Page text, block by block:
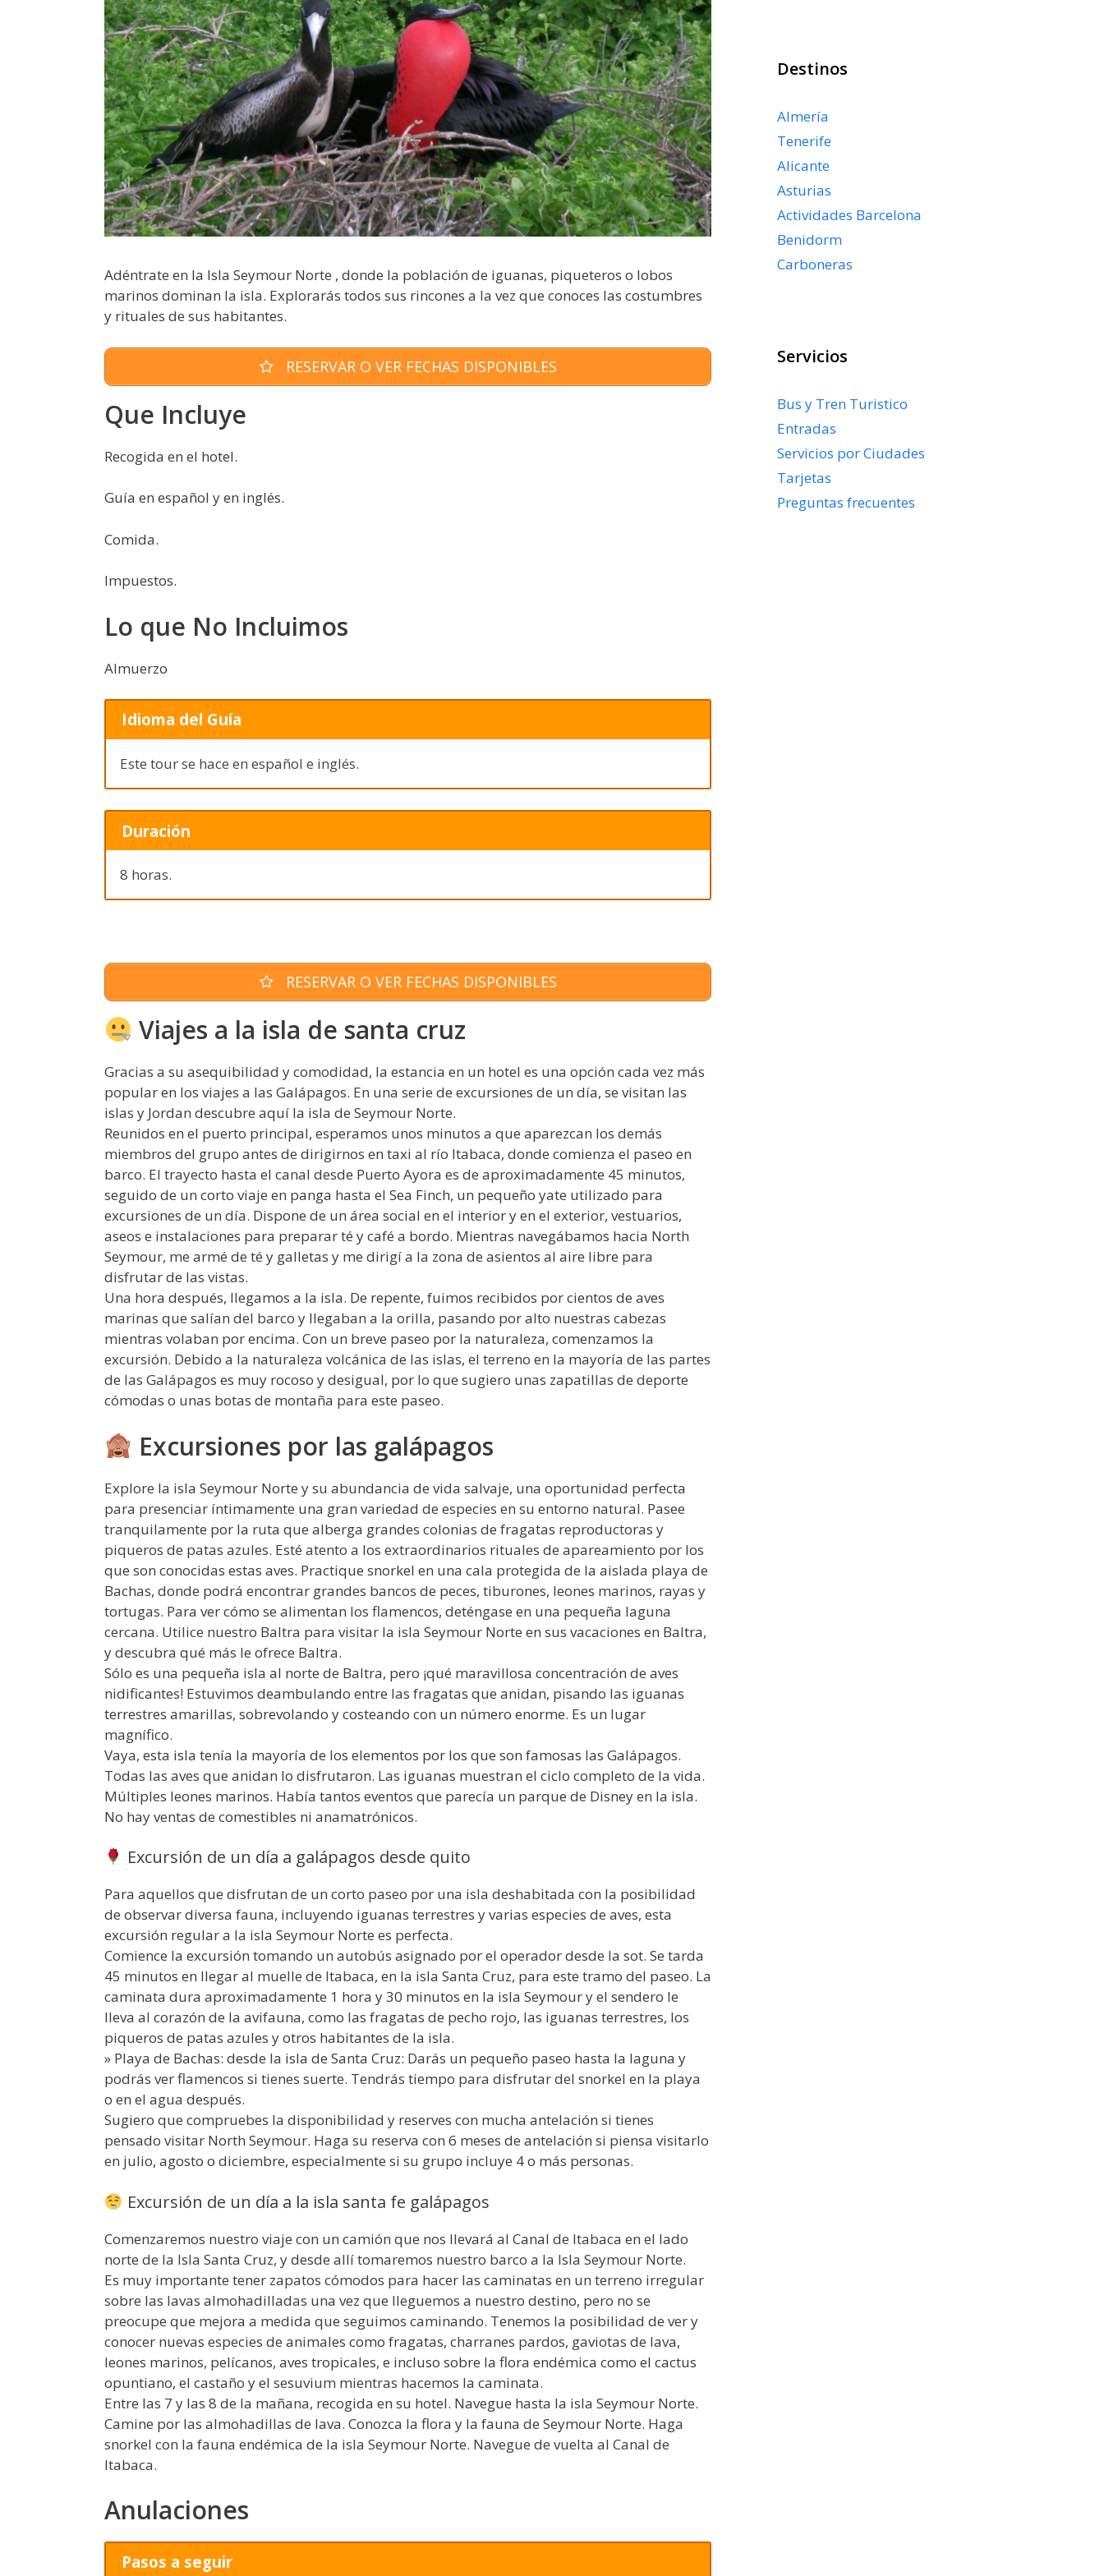
Adéntrate en la Isla Seymour Norte , donde la población de iguanas, piqueteros o lobos
marinos dominan la isla. Explorarás todos sus rincones a la vez que conoces las costumbres
y rituales de sus habitantes.
RESERVAR O VER FECHAS DISPONIBLES
Que Incluye
Recogida en el hotel.
Guía en español y en inglés.
Comida.
Impuestos.
Lo que No Incluimos
Almuerzo
Idioma del Guía
Este tour se hace en español e inglés.
Duración
8 horas.
RESERVAR O VER FECHAS DISPONIBLES
Viajes a la isla de santa cruz
Gracias a su asequibilidad y comodidad, la estancia en un hotel es una opción cada vez más
popular en los viajes a las Galápagos. En una serie de excursiones de un día, se visitan las
islas y Jordan descubre aquí la isla de Seymour Norte.
Reunidos en el puerto principal, esperamos unos minutos a que aparezcan los demás
miembros del grupo antes de dirigirnos en taxi al río Itabaca, donde comienza el paseo en
barco. El trayecto hasta el canal desde Puerto Ayora es de aproximadamente 45 minutos,
seguido de un corto viaje en panga hasta el Sea Finch, un pequeño yate utilizado para
excursiones de un día. Dispone de un área social en el interior y en el exterior, vestuarios,
aseos e instalaciones para preparar té y café a bordo. Mientras navegábamos hacia North
Seymour, me armé de té y galletas y me dirigí a la zona de asientos al aire libre para
disfrutar de las vistas.
Una hora después, llegamos a la isla. De repente, fuimos recibidos por cientos de aves
marinas que salían del barco y llegaban a la orilla, pasando por alto nuestras cabezas
mientras volaban por encima. Con un breve paseo por la naturaleza, comenzamos la
excursión. Debido a la naturaleza volcánica de las islas, el terreno en la mayoría de las partes
de las Galápagos es muy rocoso y desigual, por lo que sugiero unas zapatillas de deporte
cómodas o unas botas de montaña para este paseo.
Excursiones por las galápagos
Explore la isla Seymour Norte y su abundancia de vida salvaje, una oportunidad perfecta
para presenciar íntimamente una gran variedad de especies en su entorno natural. Pasee
tranquilamente por la ruta que alberga grandes colonias de fragatas reproductoras y
piqueros de patas azules. Esté atento a los extraordinarios rituales de apareamiento por los
que son conocidas estas aves. Practique snorkel en una cala protegida de la aislada playa de
Bachas, donde podrá encontrar grandes bancos de peces, tiburones, leones marinos, rayas y
tortugas. Para ver cómo se alimentan los flamencos, deténgase en una pequeña laguna
cercana. Utilice nuestro Baltra para visitar la isla Seymour Norte en sus vacaciones en Baltra,
y descubra qué más le ofrece Baltra.
Sólo es una pequeña isla al norte de Baltra, pero ¡qué maravillosa concentración de aves
nidificantes! Estuvimos deambulando entre las fragatas que anidan, pisando las iguanas
terrestres amarillas, sobrevolando y costeando con un número enorme. Es un lugar
magnífico.
Vaya, esta isla tenía la mayoría de los elementos por los que son famosas las Galápagos.
Todas las aves que anidan lo disfrutaron. Las iguanas muestran el ciclo completo de la vida.
Múltiples leones marinos. Había tantos eventos que parecía un parque de Disney en la isla.
No hay ventas de comestibles ni anamatrónicos.
Excursión de un día a galápagos desde quito
Para aquellos que disfrutan de un corto paseo por una isla deshabitada con la posibilidad
de observar diversa fauna, incluyendo iguanas terrestres y varias especies de aves, esta
excursión regular a la isla Seymour Norte es perfecta.
Comience la excursión tomando un autobús asignado por el operador desde la sot. Se tarda
45 minutos en llegar al muelle de Itabaca, en la isla Santa Cruz, para este tramo del paseo. La
caminata dura aproximadamente 1 hora y 30 minutos en la isla Seymour y el sendero le
lleva al corazón de la avifauna, como las fragatas de pecho rojo, las iguanas terrestres, los
piqueros de patas azules y otros habitantes de la isla.
» Playa de Bachas: desde la isla de Santa Cruz: Darás un pequeño paseo hasta la laguna y
podrás ver flamencos si tienes suerte. Tendrás tiempo para disfrutar del snorkel en la playa
o en el agua después.
Sugiero que compruebes la disponibilidad y reserves con mucha antelación si tienes
pensado visitar North Seymour. Haga su reserva con 6 meses de antelación si piensa visitarlo
en julio, agosto o diciembre, especialmente si su grupo incluye 4 o más personas.
Excursión de un día a la isla santa fe galápagos
Comenzaremos nuestro viaje con un camión que nos llevará al Canal de Itabaca en el lado
norte de la Isla Santa Cruz, y desde allí tomaremos nuestro barco a la Isla Seymour Norte.
Es muy importante tener zapatos cómodos para hacer las caminatas en un terreno irregular
sobre las lavas almohadilladas una vez que lleguemos a nuestro destino, pero no se
preocupe que mejora a medida que seguimos caminando. Tenemos la posibilidad de ver y
conocer nuevas especies de animales como fragatas, charranes pardos, gaviotas de lava,
leones marinos, pelícanos, aves tropicales, e incluso sobre la flora endémica como el cactus
opuntiano, el castaño y el sesuvium mientras hacemos la caminata.
Entre las 7 y las 8 de la mañana, recogida en su hotel. Navegue hasta la isla Seymour Norte.
Camine por las almohadillas de lava. Conozca la flora y la fauna de Seymour Norte. Haga
snorkel con la fauna endémica de la isla Seymour Norte. Navegue de vuelta al Canal de
Itabaca.
Anulaciones
Pasos a seguir
Destinos
Almería
Tenerife
Alicante
Asturias
Actividades Barcelona
Benidorm
Carboneras
Servicios
Bus y Tren Turistico
Entradas
Servicios por Ciudades
Tarjetas
Preguntas frecuentes